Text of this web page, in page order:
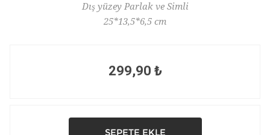
Dış yüzey Parlak ve Simli
25*13,5*6,5 cm
299,90 ₺